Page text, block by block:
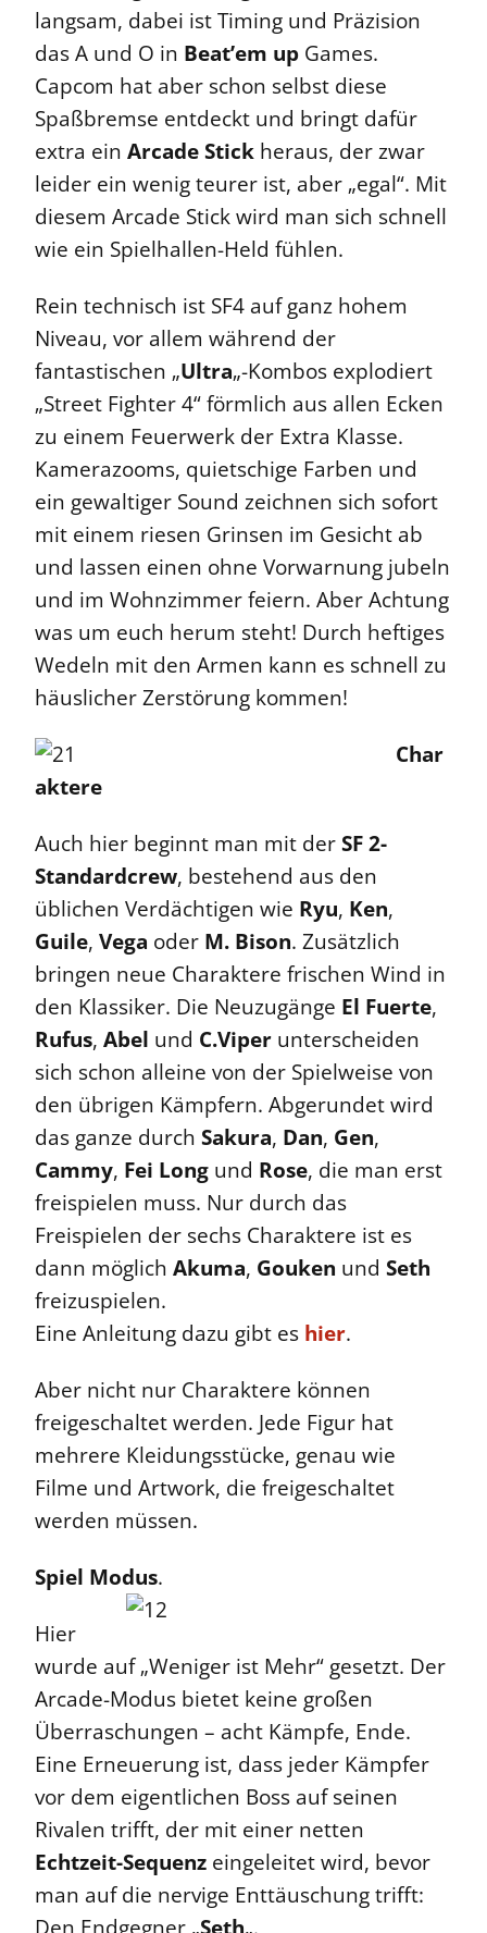
langsam, dabei ist Timing und Präzision
das A und O in Beat’em up Games.
Capcom hat aber schon selbst diese
Spaßbremse entdeckt und bringt dafür
extra ein Arcade Stick heraus, der zwar
leider ein wenig teurer ist, aber „egal“. Mit
diesem Arcade Stick wird man sich schnell
wie ein Spielhallen-Held fühlen.
Rein technisch ist SF4 auf ganz hohem
Niveau, vor allem während der
fantastischen „Ultra„-Kombos explodiert
„Street Fighter 4“ förmlich aus allen Ecken
zu einem Feuerwerk der Extra Klasse.
Kamerazooms, quietschige Farben und
ein gewaltiger Sound zeichnen sich sofort
mit einem riesen Grinsen im Gesicht ab
und lassen einen ohne Vorwarnung jubeln
und im Wohnzimmer feiern. Aber Achtung
was um euch herum steht! Durch heftiges
Wedeln mit den Armen kann es schnell zu
häuslicher Zerstörung kommen!
Char
aktere
Auch hier beginnt man mit derSF 2-
Standardcrew, bestehend aus den
üblichen Verdächtigen wie Ryu, Ken,
Guile, Vega oder M. Bison. Zusätzlich
bringen neue Charaktere frischen Wind in
den Klassiker. Die Neuzugänge El Fuerte,
Rufus, Abel und C.Viper unterscheiden
sich schon alleine von der Spielweise von
den übrigen Kämpfern. Abgerundet wird
das ganze durch Sakura, Dan, Gen,
Cammy, Fei Long und Rose, die man erst
freispielen muss. Nur durch das
Freispielen der sechs Charaktere ist es
dann möglich Akuma, Gouken und Seth
freizuspielen.
Eine Anleitung dazu gibt es hier.
Aber nicht nur Charaktere können
freigeschaltet werden. Jede Figur hat
mehrere Kleidungsstücke, genau wie
Filme und Artwork, die freigeschaltet
werden müssen.
Spiel Modus.
Hier
wurde auf „Weniger ist Mehr“ gesetzt. Der
Arcade-Modus bietet keine großen
Überraschungen – acht Kämpfe, Ende.
Eine Erneuerung ist, dass jeder Kämpfer
vor dem eigentlichen Boss auf seinen
Rivalen trifft, der mit einer netten
Echtzeit-Sequenz eingeleitet wird, bevor
man auf die nervige Enttäuschung trifft: